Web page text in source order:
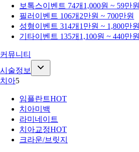
보톡스이벤트 74개 1,000원 ~ 59만원
필러 이벤트 106개 2만원 ~ 700만원
성형이벤트 314개 1만원 ~ 1,800만원
기타이벤트 135개 1,100원 ~ 440만원
커뮤니티
시술정보
치아5
임플란트HOT
치아미백
라미네이트
치아교정HOT
크라운/브릿지